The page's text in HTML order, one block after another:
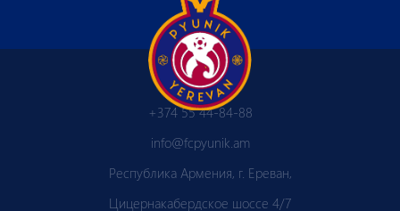
+374 55 44-84-88
info@fcpyunik.am
Республика Армения, г. Ереван,
Цицернакабердское шоссе 4/7